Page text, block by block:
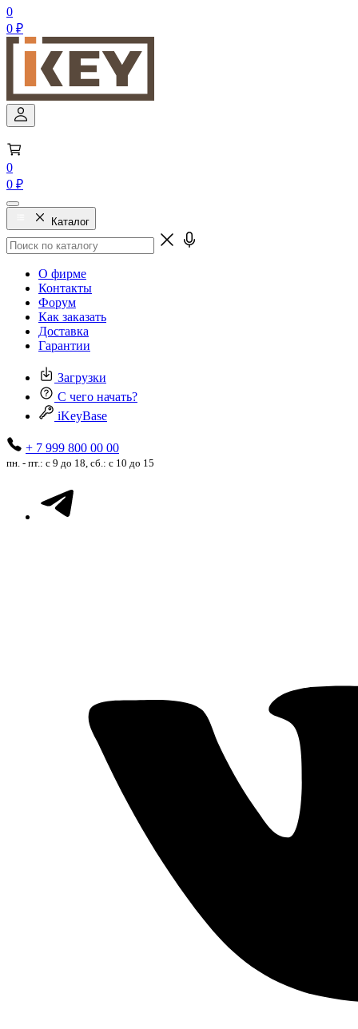
0
0 ₽
0
0 ₽
Каталог
О фирме
Контакты
Форум
Как заказать
Доставка
Гарантии
Загрузки
С чего начать?
iKeyBase
+ 7 999 800 00 00
пн. - пт.: с 9 до 18, сб.: с 10 до 15